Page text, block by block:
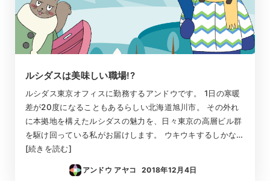
ルシダスは美味しい職場!?
ルシダス東京オフィスに勤務するアンドウです。 1日の寒暖
差が20度になることもあるらしい北海道旭川市。 その外れ
に本拠地を構えたルシダスの魅力を、日々東京の高層ビル群
を駆け回っている私がお届けします。 ウキウキするしかな…
[続きを読む]
アンドウ アヤコ
投稿日
2018年12月4日